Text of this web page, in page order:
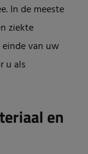
In de meeste
ziekte
van uw
u als
en